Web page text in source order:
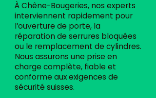
À Chêne-Bougeries, nos experts
interviennent rapidement pour
l’ouverture de porte, la
réparation de serrures bloquées
ou le remplacement de cylindres.
Nous assurons une prise en
charge complète, fiable et
conforme aux exigences de
sécurité suisses.